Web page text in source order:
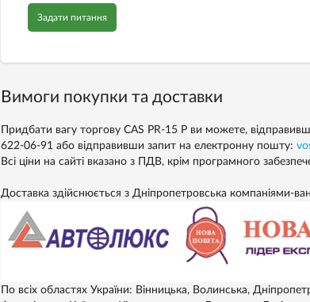
Задати питання
Вимоги покупки та доставки
Придбати вагу торгову CAS PR-15 P ви можете,
622-06-91 або відправивши запит на електронну пошту:
Всі ціни на сайті вказано з ПДВ, крім програмного
Доставка здійснюється з Дніпропетровська компаніями-
По всіх областях України: Вінницька, Волинська,